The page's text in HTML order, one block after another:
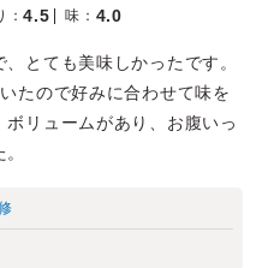
：4.5 味 ： 4.0
とても美味しかったです。
たので好みに合わせて味を
リュームがあり、お腹いっ